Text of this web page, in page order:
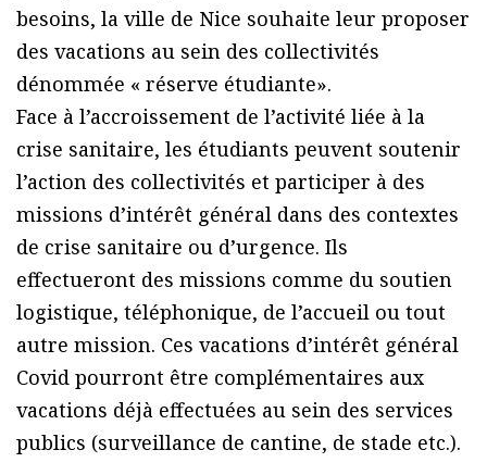
besoins, la ville de Nice souhaite leur proposer
des vacations au sein des collectivités
dénommée « réserve étudiante».
Face à l’accroissement de l’activité liée à la
crise sanitaire, les étudiants peuvent soutenir
l’action des collectivités et participer à des
missions d’intérêt général dans des contextes
de crise sanitaire ou d’urgence. Ils
effectueront des missions comme du soutien
logistique, téléphonique, de l’accueil ou tout
autre mission. Ces vacations d’intérêt général
Covid pourront être complémentaires aux
vacations déjà effectuées au sein des services
publics (surveillance de cantine, de stade etc.).